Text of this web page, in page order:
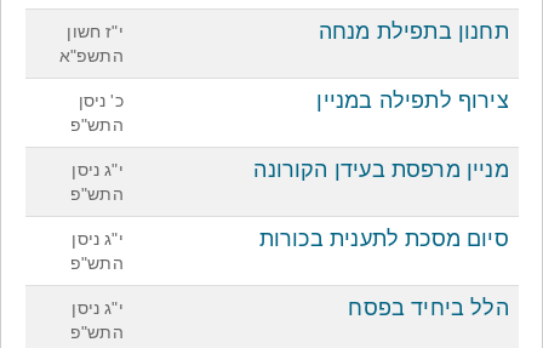
תחנון בתפילת מנחה
י"ז חשון
התשפ"א
צירוף לתפילה במניין
כ' ניסן
התש"פ
מניין מרפסת בעידן הקורונה
י"ג ניסן
התש"פ
סיום מסכת לתענית בכורות
י"ג ניסן
התש"פ
הלל ביחיד בפסח
י"ג ניסן
התש"פ